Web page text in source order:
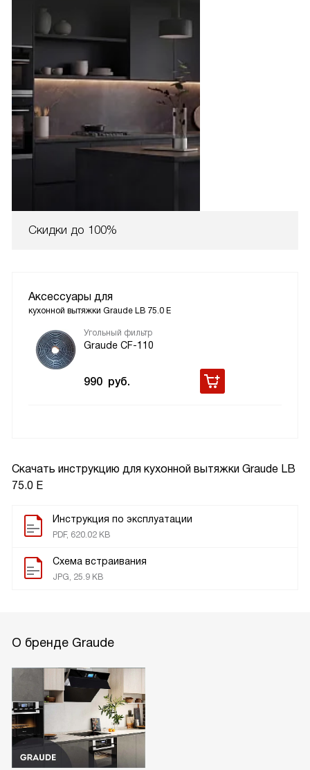
Скачать инструкцию для кухонной вытяжки Graude LB
75.0 E
Инструкция по эксплуатации
PDF, 620.02 KB
Схема встраивания
JPG, 25.9 KB
Скидки до 100%
Аксессуары для
кухонной вытяжки Graude LB 75.0 E
Угольный фильтр
Graude CF-110
990 руб.
О бренде Graude